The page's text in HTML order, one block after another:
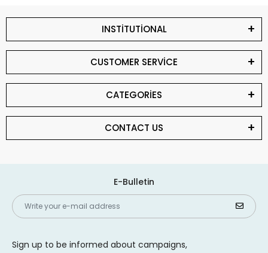
INSTİTUTİONAL
CUSTOMER SERVİCE
CATEGORİES
CONTACT US
E-Bulletin
Sign up to be informed about campaigns,